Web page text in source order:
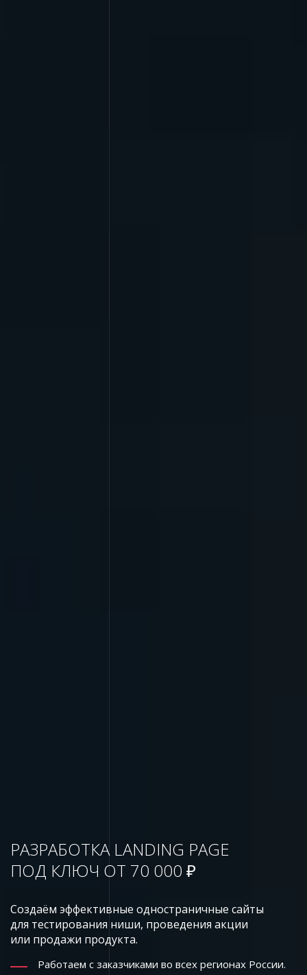
РАЗРАБОТКА LANDING PAGE
ПОД КЛЮЧ ОТ 70 000 ₽
Создаём эффективные одностраничные сайты
для тестирования ниши, проведения акции
или продажи продукта.
Работаем с заказчиками во всех регионах России.